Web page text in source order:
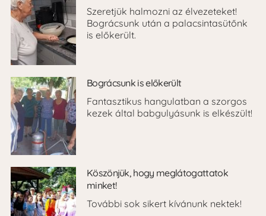
Szeretjük halmozni az élvezeteket!
Bográcsunk után a palacsintasütőnk
is előkerült.
Bográcsunk is előkerült
Fantasztikus hangulatban a szorgos
kezek által babgulyásunk is elkészült!
Köszönjük, hogy meglátogattatok
minket!
További sok sikert kívánunk nektek!